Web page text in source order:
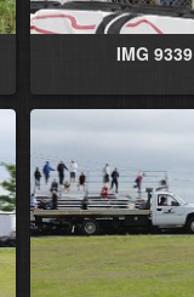
IMG 9339